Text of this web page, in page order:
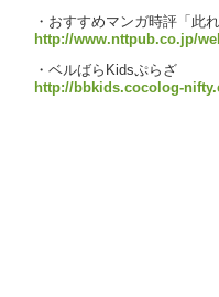
・おすすめマンガ時評「此
http://www.nttpub.co.jp/
・ベルばらKidsぷらざ
http://bbkids.cocolog-